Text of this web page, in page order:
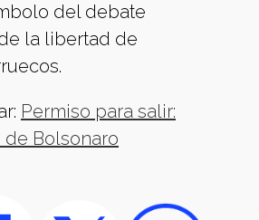
del debate
la libertad de
Permiso para salir:
Bolsonaro